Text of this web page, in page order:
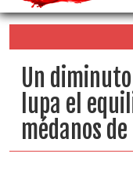
Un
lupa el
médanos